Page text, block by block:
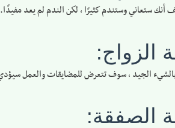
ستعاني وستندم كثيرًا ، لكن الندم لم يعد مفيدًا.
الزواج:
الجيد ، سوف تتعرض للمضايقات والعمل سيؤدي
الصفقة: